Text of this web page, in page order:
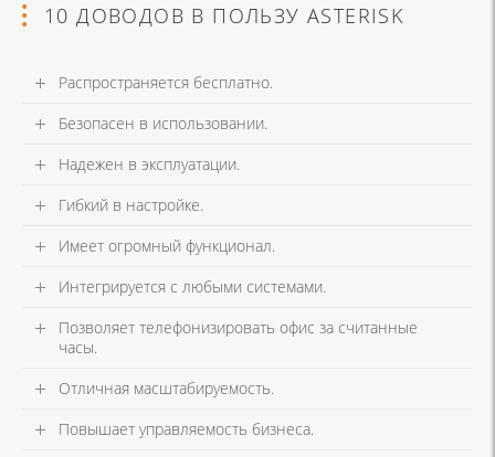
10 ДОВОДОВ В ПОЛЬЗУ ASTERISK
Распространяется бесплатно.
Безопасен в использовании.
Надежен в эксплуатации.
Гибкий в настройке.
Имеет огромный функционал.
Интегрируется с любыми системами.
Позволяет телефонизировать офис за считанные
часы.
Отличная масштабируемость.
Повышает управляемость бизнеса.